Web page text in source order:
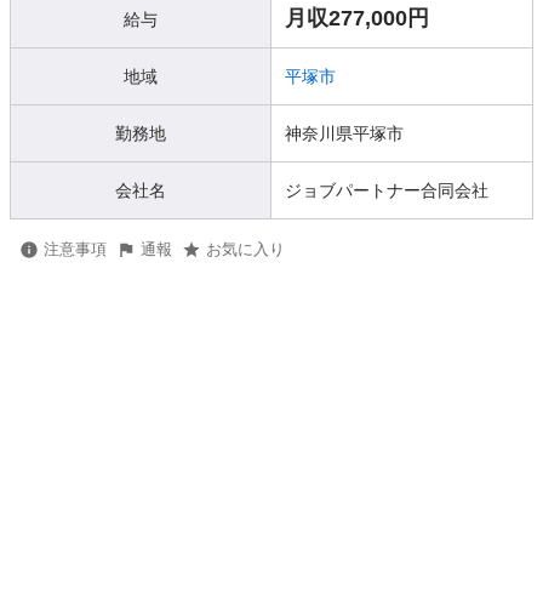
給与 月収277,000円
地域 平塚市
勤務地 神奈川県平塚市
会社名 ジョブパートナー合同会社
注意事項 通報 お気に入り